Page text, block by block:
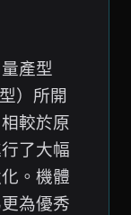
產型
）所開
較於原
了大幅
。機體
為優秀